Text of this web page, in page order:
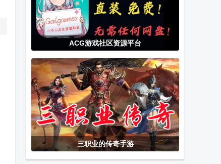
ACG游戏社区资源平台
三职业的传奇手游